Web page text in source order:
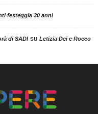
festeggia 30 anni
di SADIsu Letizia Dei e Rocco